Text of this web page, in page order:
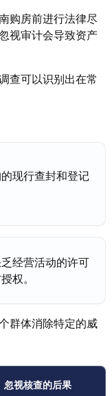
购房前进行法律尽
视审计会导致资产
查可以识别出在常
现行查封和登记
经营活动的许可
权。
群体消除特定的威
忽视核查的后果